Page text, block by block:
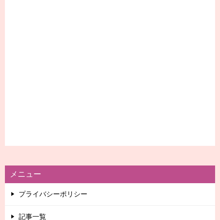
メニュー
プライバシーポリシー
記事一覧